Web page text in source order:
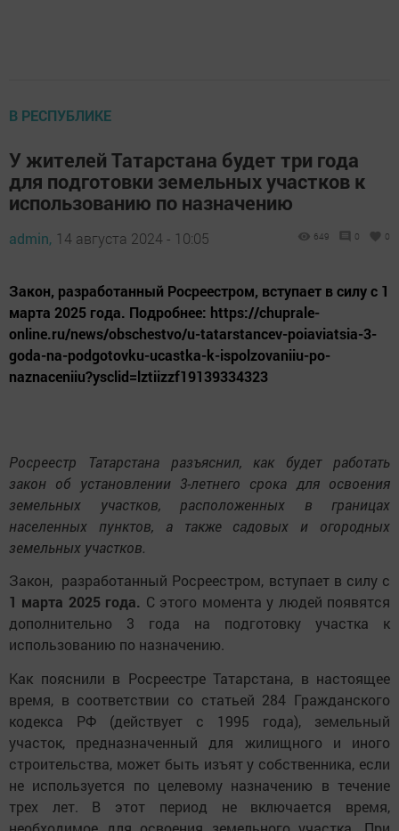
В РЕСПУБЛИКЕ
У жителей Татарстана будет три года
для подготовки земельных участков к
использованию по назначению
admin, 14 августа 2024 - 10:05 649 0 0
Закон, разработанный Росреестром, вступает в силу с 1
марта 2025 года. Подробнее: https://chuprale-
online.ru/news/obschestvo/u-tatarstancev-poiaviatsia-3-
goda-na-podgotovku-ucastka-k-ispolzovaniiu-po-
naznaceniiu?ysclid=lztiizzf19139334323
Росреестр Татарстана разъяснил, как будет работать
закон об установлении 3-летнего срока для освоения
земельных участков, расположенных в границах
населенных пунктов, а также садовых и огородных
земельных участков.
Закон, разработанный Росреестром, вступает в силу с
1 марта 2025 года. С этого момента у людей появятся
дополнительно 3 года на подготовку участка к
использованию по назначению.
Как пояснили в Росреестре Татарстана, в настоящее
время, в соответствии со статьей 284 Гражданского
кодекса РФ (действует с 1995 года), земельный
участок, предназначенный для жилищного и иного
строительства, может быть изъят у собственника, если
не используется по целевому назначению в течение
трех лет. В этот период не включается время,